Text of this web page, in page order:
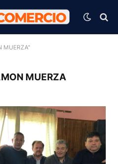
MUERZA"
MUERZA